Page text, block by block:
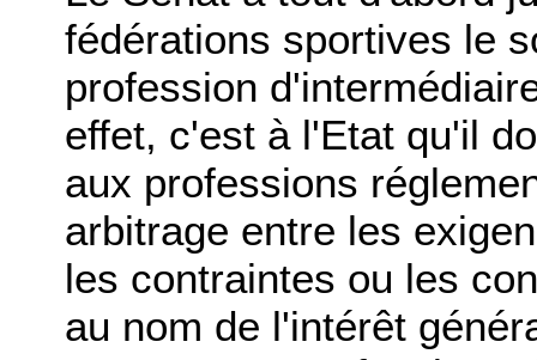
fédérations sportives le
profession
effet, c'est à l'Etat qu'il
aux professions
arbitrage entre les
les contraintes ou les
au nom de l'intérêt